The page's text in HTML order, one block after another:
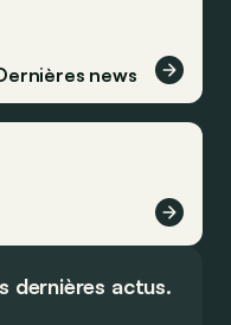
news
dernières actus.